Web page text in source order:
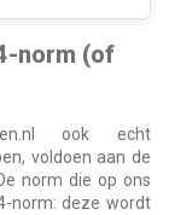
norm (of
ook echt
voldoen aan de
norm die op ons
norm: deze wordt